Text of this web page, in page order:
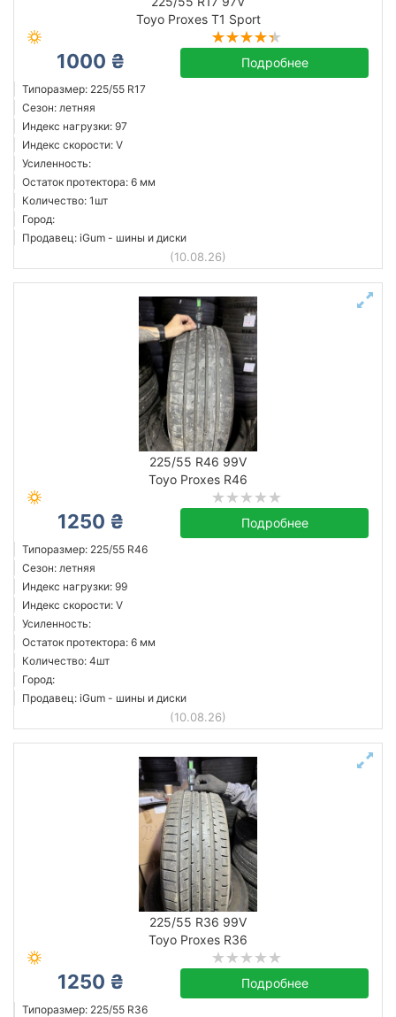
Toyo Proxes T1 Sport
1000 ₴ Подробнее
Типоразмер: 225/55 R17
Сезон: летняя
Индекс нагрузки: 97
Индекс скорости: V
Усиленность:
Остаток протектора: 6 мм
Количество: 1шт
Город:
Продавец: iGum - шины и диски
(10.08.26)
225/55 R46 99V
Toyo Proxes R46
1250 ₴ Подробнее
Типоразмер: 225/55 R46
Сезон: летняя
Индекс нагрузки: 99
Индекс скорости: V
Усиленность:
Остаток протектора: 6 мм
Количество: 4шт
Город:
Продавец: iGum - шины и диски
(10.08.26)
225/55 R36 99V
Toyo Proxes R36
1250 ₴ Подробнее
Типоразмер: 225/55 R36